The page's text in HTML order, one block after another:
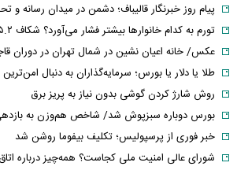
پیام روز خبرنگار قالیباف؛ دشمن در میدان رسانه
تورم به کدام خانوارها بیشتر فشار می‌آورد؟ شکاف ۱۵.۲ درصدی دهک‌ها
عکس/ خانه اعیان نشین در شمال تهران در دوران
طلا یا دلار یا بورس؛ سرمایه‌گذاران به دنبال امن‌ترین
روش شارژ کردن گوشی بدون نیاز به پریز برق
بورس دوباره سبزپوش شد/ شاخص هم‌وزن به بازدهی ۶۱ درصدی
خبر فوری از پرسپولیس؛ تکلیف بیفوما روشن شد
شورای عالی امنیت ملی کجاست؟ همه‌چیز درباره